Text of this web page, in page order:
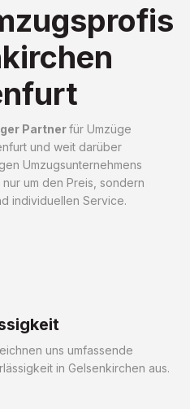
Partnerfür Umzüge
und weit darüber
Umzugsunternehmens
um den Preis, sondern
individuellen Service.
uns umfassende
in Gelsenkirchen aus.